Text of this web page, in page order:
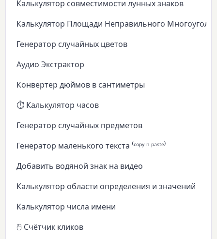
Калькулятор совместимости лунных знаков
Калькулятор Площади Неправильного
Генератор случайных цветов
Аудио Экстрактор
Конвертер дюймов в сантиметры
⏱️ Калькулятор часов
Генератор случайных предметов
Генератор маленького текста ⁽ᶜᵒᵖʸ ⁿ ᵖᵃˢᵗᵉ⁾
Добавить водяной знак на видео
Калькулятор области определения и значений
Калькулятор числа имени
🖱️ Счётчик кликов